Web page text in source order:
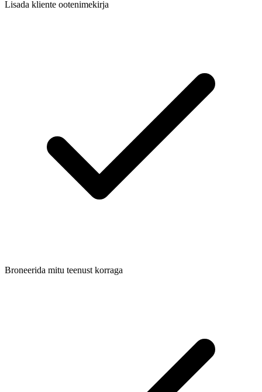
Lisada kliente ootenimekirja
Broneerida mitu teenust korraga